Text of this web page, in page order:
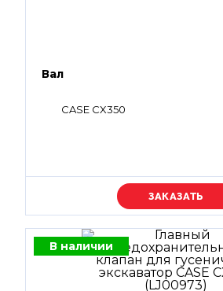
Вал
CASE CX350
Уточняйте цену
В наличии